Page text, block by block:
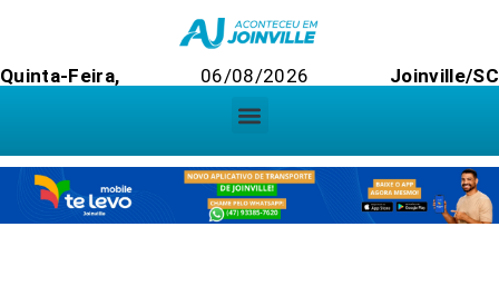
Quinta-Feira, 06/08/2026 Joinville/SC